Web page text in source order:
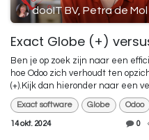
dooIT BV, Petra de Mol
Exact Globe (+)
Ben je op zoek zijn naar een
hoe Odoo zich verhoudt ten
(+).Kijk dan hieronder naar een
Exact software Globe Odoo
14 okt. 2024 0